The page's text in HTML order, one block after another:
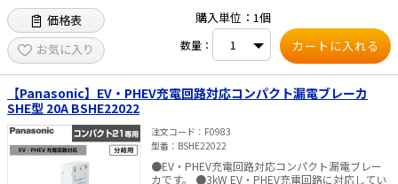
価格表
お気に入り
購入単位：1個
数量：
【Panasonic】EV・PHEV充電回路対応コンパクト漏電ブレーカ
SHE型 20A BSHE22022
注文コード
F0983
型番
BSHE22022
●EV・PHEV充電回路対応コンパクト漏電ブレー
カです。 ●3kW EV・PHEV充電回路に対応してい